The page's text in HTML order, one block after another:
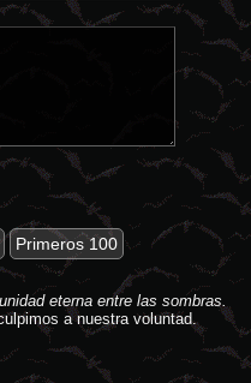
Primeros 100
eterna entre las sombras.
a nuestra voluntad.